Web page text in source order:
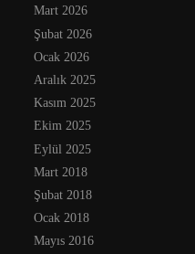
Mart 2026
Şubat 2026
Ocak 2026
Aralık 2025
Kasım 2025
Ekim 2025
Eylül 2025
Mart 2018
Şubat 2018
Ocak 2018
Mayıs 2016